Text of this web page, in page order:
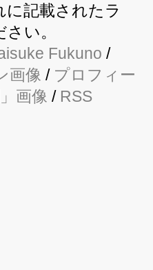
記載されたラ
い。
Fukuno /
画像 / プロフィー
画像 / RSS